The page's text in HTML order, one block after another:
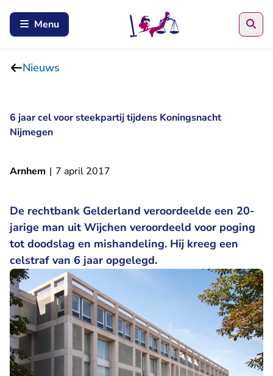
Menu
Nieuws
6 jaar cel voor steekpartij tijdens Koningsnacht
Nijmegen
Arnhem | 7 april 2017
De rechtbank Gelderland veroordeelde een 20-
jarige man uit Wijchen veroordeeld voor poging
tot doodslag en mishandeling. Hij kreeg een
celstraf van 6 jaar opgelegd.